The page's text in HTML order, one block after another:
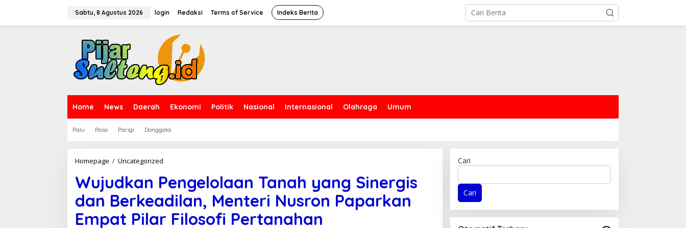
Sabtu, 8 Agustus 2026 login Redaksi Terms of Service Indeks Berita
Home News Daerah Ekonomi Politik Nasional Internasional Olahraga Umum
Palu Poso Parigi Donggala
Homepage / Uncategorized
j
d
k
a
Wujudkan Pengelolaan Tanah yang Sinergis
dan Berkeadilan, Menteri Nusron Paparkan
Empat Pilar Filosofi Pertanahan
Cari
Cari